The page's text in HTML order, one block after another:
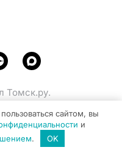
Томск.ру.
связи и массовых
сайтом, вы
и
. OK